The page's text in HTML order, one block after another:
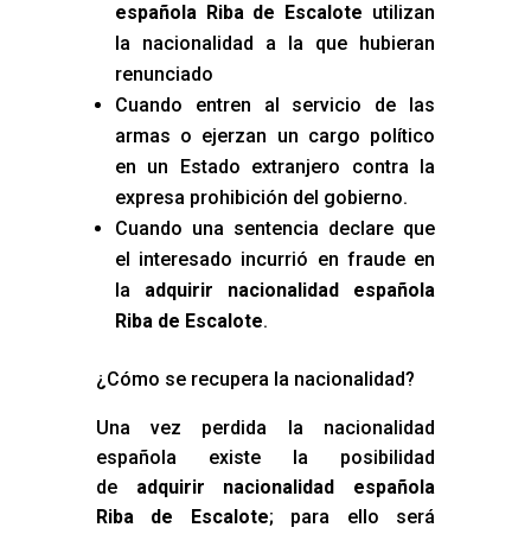
española Riba de Escalote utilizan
la nacionalidad a la que hubieran
renunciado
Cuando entren al servicio de las
armas o ejerzan un cargo político
en un Estado extranjero contra la
expresa prohibición del gobierno.
Cuando una sentencia declare que
el interesado incurrió en fraude en
la adquirir nacionalidad española
Riba de Escalote.
¿Cómo se recupera la nacionalidad?
Una vez perdida la nacionalidad
española existe la posibilidad
de adquirir nacionalidad española
Riba de Escalote; para ello será